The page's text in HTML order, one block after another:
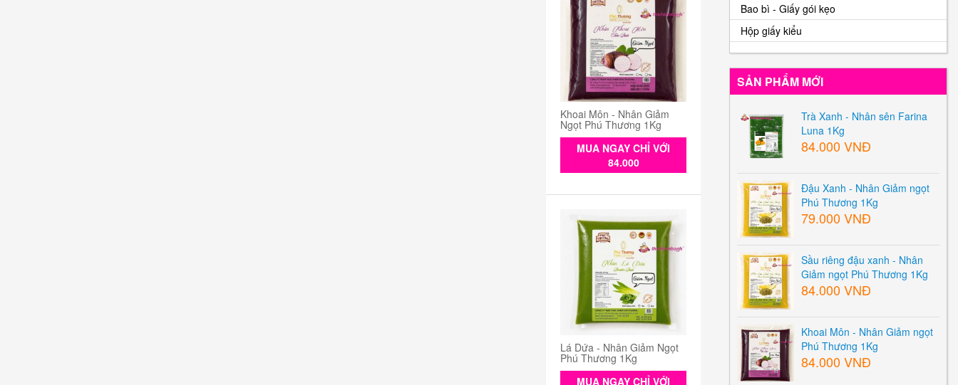
Khoai Môn - Nhân Giảm
Ngọt Phú Thương 1Kg
MUA NGAY CHỈ VỚI
84.000
Lá Dứa - Nhân Giảm Ngọt
Phú Thương 1Kg
MUA NGAY CHỈ VỚI
Bao bì - Giấy gói kẹo
Hộp giấy kiểu
SẢN PHẨM MỚI
Trà Xanh - Nhân sên Farina
Luna 1Kg
84.000 VNĐ
Đậu Xanh - Nhân Giảm ngọt
Phú Thương 1Kg
79.000 VNĐ
Sầu riêng đậu xanh - Nhân
Giảm ngọt Phú Thương 1Kg
84.000 VNĐ
Khoai Môn - Nhân Giảm ngọt
Phú Thương 1Kg
84.000 VNĐ